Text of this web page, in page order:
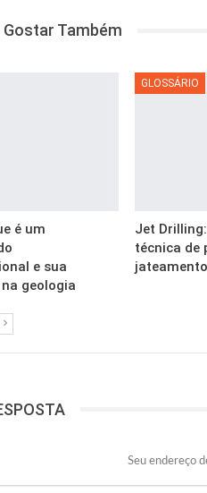
Também
é um
e sua
geologia
GLOSSÁRIO
Jet
técnica de
Seu endereço